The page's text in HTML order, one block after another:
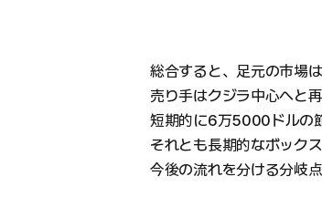
総合すると、足元の市場
売り手はクジラ中心へと
短期的に6万5000ドルの
それとも長期的なボック
今後の流れを分ける分岐